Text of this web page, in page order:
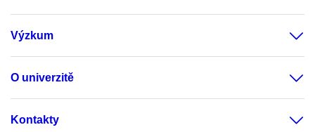
Výzkum
O univerzitě
Kontakty